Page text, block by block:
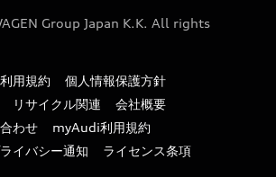
ント
）
Group Japan K.K. All rights
利用規約
個人情報保護方針
リサイクル関連
会社概要
わせ
myAudi利用規約
イバシー通知
ライセンス条項